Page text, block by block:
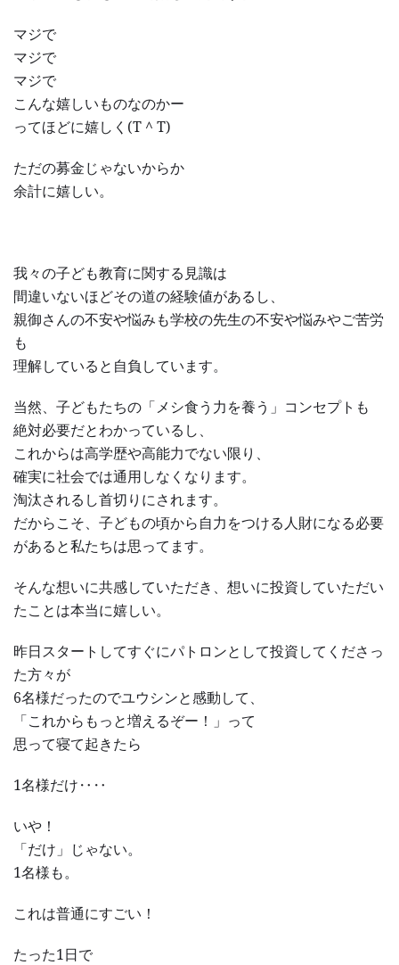
マジで
マジで
マジで
こんな嬉しいものなのかー
ってほどに嬉しく(T ^ T)
ただの募金じゃないからか
余計に嬉しい。
我々の子ども教育に関する見識は
間違いないほどその道の経験値があるし、
親御さんの不安や悩みも学校の先生の不安や悩みやご苦労
も
理解していると自負しています。
当然、子どもたちの「メシ食う力を養う」コンセプトも
絶対必要だとわかっているし、
これからは高学歴や高能力でない限り、
確実に社会では通用しなくなります。
淘汰されるし首切りにされます。
だからこそ、子どもの頃から自力をつける人財になる必要
があると私たちは思ってます。
そんな想いに共感していただき、想いに投資していただい
たことは本当に嬉しい。
昨日スタートしてすぐにパトロンとして投資してくださっ
た方々が
6名様だったのでユウシンと感動して、
「これからもっと増えるぞー！」って
思って寝て起きたら
1名様だけ‥‥
いや！
「だけ」じゃない。
1名様も。
これは普通にすごい！
たった1日で